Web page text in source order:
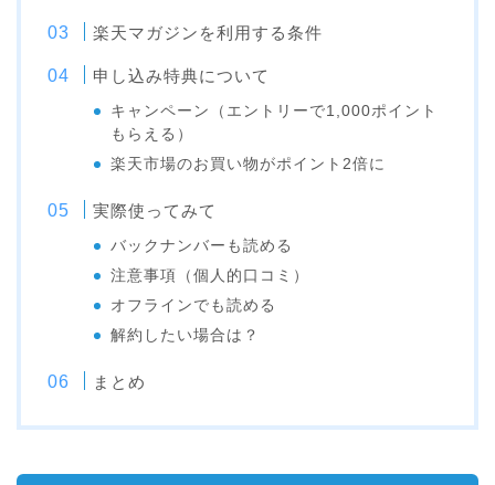
楽天マガジンを利用する条件
申し込み特典について
キャンペーン（エントリーで1,000ポイント
もらえる）
楽天市場のお買い物がポイント2倍に
実際使ってみて
バックナンバーも読める
注意事項（個人的口コミ）
オフラインでも読める
解約したい場合は？
まとめ